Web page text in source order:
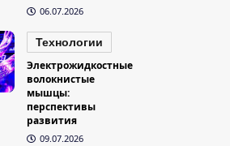
06.07.2026
Технологии
Электрожидкостные
волокнистые
мышцы:
перспективы
развития
09.07.2026